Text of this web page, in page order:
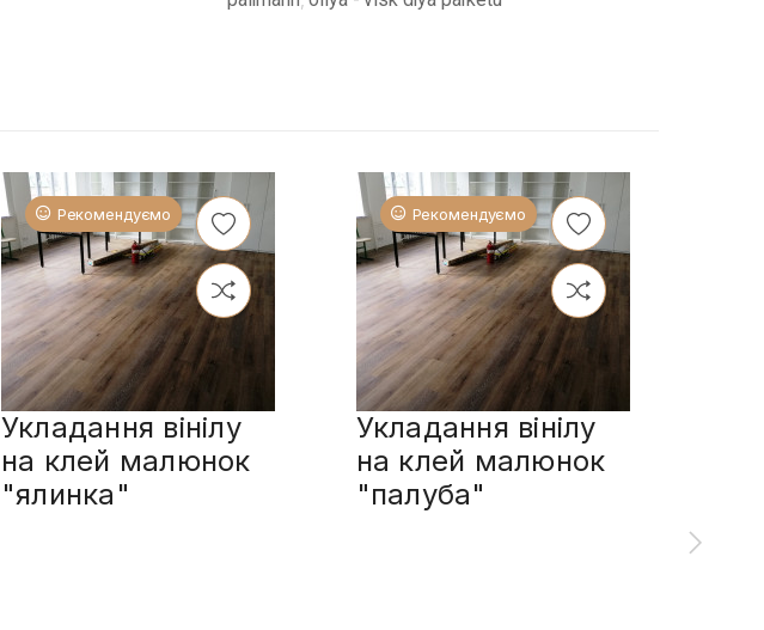
Рекомендуємо
Укладання вінілу
на клей малюнок
"ялинка"
Рекомендуємо
Укладання вінілу
на клей малюнок
"палуба"